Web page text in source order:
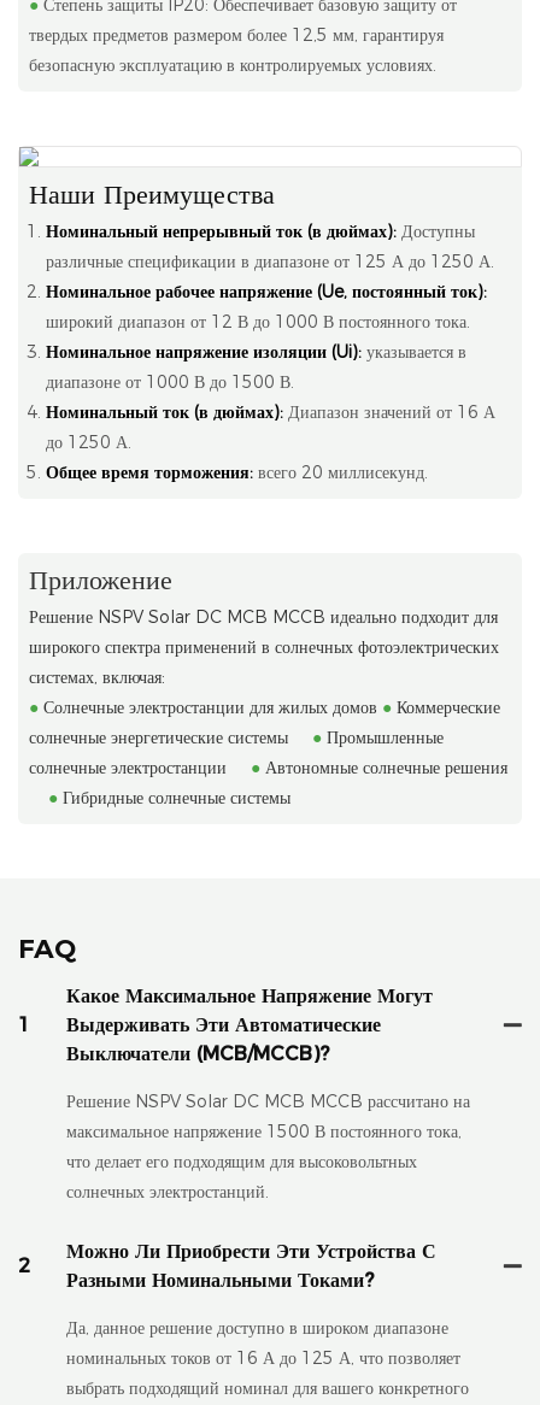
● Степень защиты IP20: Обеспечивает базовую защиту от
твердых предметов размером более 12,5 мм, гарантируя
безопасную эксплуатацию в контролируемых условиях.
Наши Преимущества
Номинальный непрерывный ток (в дюймах):Доступны
различные спецификации в диапазоне от 125 А до 1250 А.
Номинальное рабочее напряжение (Ue, постоянный ток):
широкий диапазон от 12 В до 1000 В постоянного тока.
Номинальное напряжение изоляции (Ui):указывается в
диапазоне от 1000 В до 1500 В.
Номинальный ток (в дюймах):Диапазон значений от 16 А
до 1250 А.
Общее время торможения:всего 20 миллисекунд.
Приложение
Решение NSPV Solar DC MCB MCCB идеально подходит для
широкого спектра применений в солнечных фотоэлектрических
системах, включая:
● Солнечные электростанции для жилых домов ● Коммерческие
солнечные энергетические системы
● Промышленные
солнечные электростанции
● Автономные солнечные решения
● Гибридные солнечные системы
FAQ
1
Какое Максимальное Напряжение Могут
Выдерживать Эти Автоматические
Выключатели (MCB/MCCB)?
Решение NSPV Solar DC MCB MCCB рассчитано на
максимальное напряжение 1500 В постоянного тока,
что делает его подходящим для высоковольтных
солнечных электростанций.
2
Можно Ли Приобрести Эти Устройства С
Разными Номинальными Токами?
Да, данное решение доступно в широком диапазоне
номинальных токов от 16 А до 125 А, что позволяет
выбрать подходящий номинал для вашего конкретного